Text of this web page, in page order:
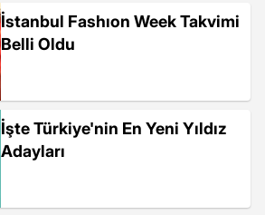
İstanbul Fashıon Week Takvimi
Belli Oldu
İşte Türkiye'nin En Yeni Yıldız
Adayları